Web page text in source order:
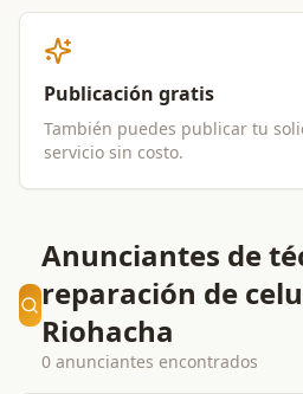
Publicación gratis
También puedes publicar tu
servicio sin costo.
Anunciantes de
reparación de
Riohacha
0 anunciantes encontrados